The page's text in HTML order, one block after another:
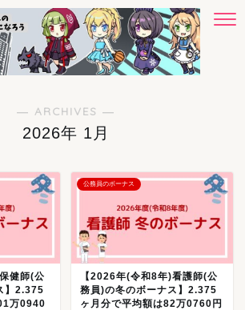
― ARCHIVES ―
2026年 1月
健師(公
】2.375
万0940
公務員のボーナス
【2026年(令和8年)看護師(公
務員)の冬のボーナス】2.375
ヶ月分で平均額は82万0760円